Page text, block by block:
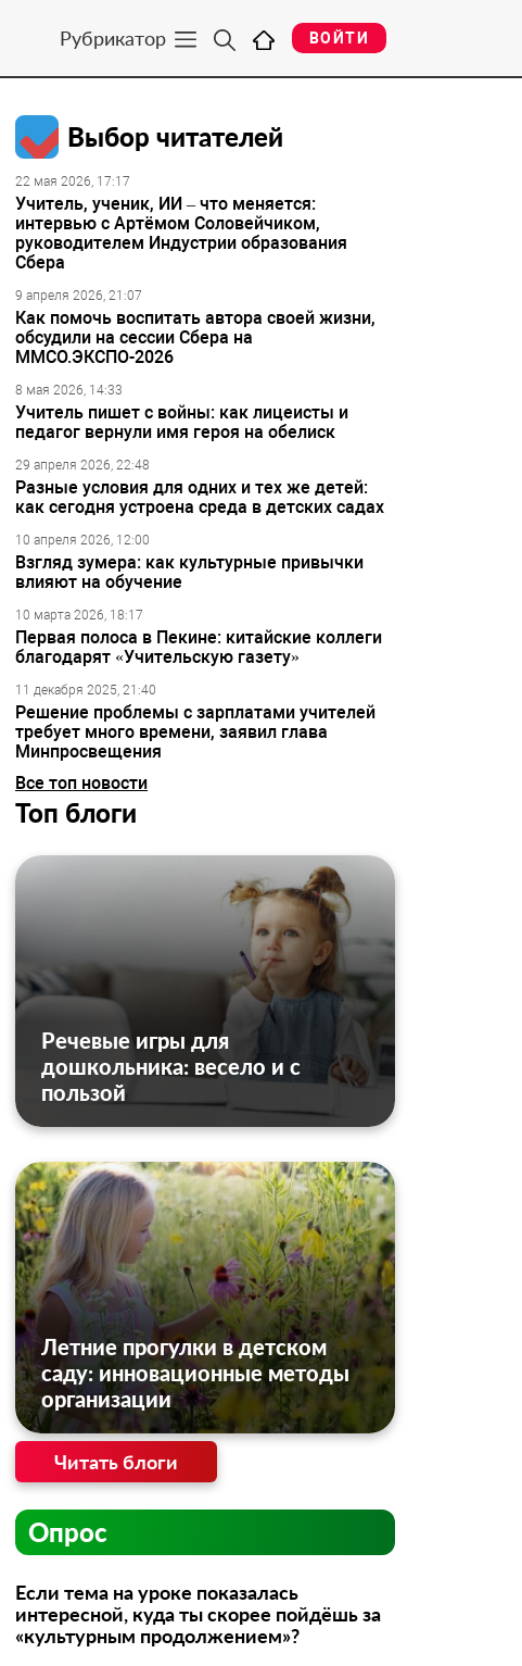
Рубрикатор ВОЙТИ
Выбор читателей
22 мая 2026, 17:17
Учитель, ученик, ИИ – что меняется:
интервью с Артёмом Соловейчиком,
руководителем Индустрии образования
Сбера
9 апреля 2026, 21:07
Как помочь воспитать автора своей жизни,
обсудили на сессии Сбера на
ММСО.ЭКСПО-2026
8 мая 2026, 14:33
Учитель пишет с войны: как лицеисты и
педагог вернули имя героя на обелиск
29 апреля 2026, 22:48
Разные условия для одних и тех же детей:
как сегодня устроена среда в детских садах
10 апреля 2026, 12:00
Взгляд зумера: как культурные привычки
влияют на обучение
10 марта 2026, 18:17
Первая полоса в Пекине: китайские коллеги
благодарят «Учительскую газету»
11 декабря 2025, 21:40
Решение проблемы с зарплатами учителей
требует много времени, заявил глава
Минпросвещения
Все топ новости
Топ блоги
Речевые игры для
дошкольника: весело и с
пользой
Летние прогулки в детском
саду: инновационные методы
организации
Читать блоги
Опрос
Если тема на уроке показалась
интересной, куда ты скорее пойдёшь за
«культурным продолжением»?